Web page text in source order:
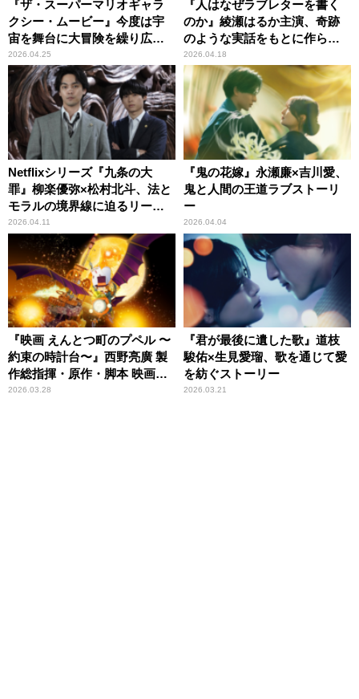
『ザ・スーパーマリオギャラ
クシー・ムービー』今度は宇
宙を舞台に大冒険を繰り広げ
る！
2026.04.25
『人はなぜラブレターを書く
のか』綾瀬はるか主演、奇跡
のような実話をもとに作られ
た感動作
2026.04.18
Netflixシリーズ『九条の大
罪』柳楽優弥×松村北斗、法と
モラルの境界線に迫るリーガ
ル・サスペンス
2026.04.11
『鬼の花嫁』永瀬廉×吉川愛、
鬼と人間の王道ラブストーリ
ー
2026.04.04
『映画 えんとつ町のプペル 〜
約束の時計台〜』西野亮廣 製
作総指揮・原作・脚本 映画最
新作は信じる勇気の物語
2026.03.28
『君が最後に遺した歌』道枝
駿佑×生見愛瑠、歌を通じて愛
を紡ぐストーリー
2026.03.21